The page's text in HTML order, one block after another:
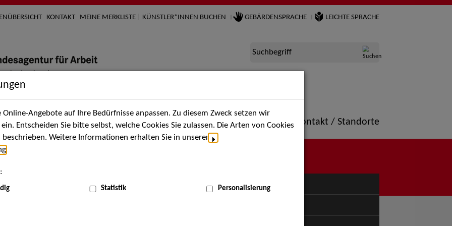
KONTAKT MEINE MERKLISTE | KÜNSTLER*INNEN BUCHEN GEBÄRDENSPRACHE LEICHTE SPRACHE
Suchbegriff
Künstler*innen Über uns Aktuelles Termine Portfolio Kontakt / Standorte
MENÜ
Angebote auf Ihre Bedürfnisse anpassen. Zu diesem Zweck setzen wir
Entscheiden Sie bitte selbst, welche Cookies Sie zulassen. Die Arten von Cookies
Weitere Informationen erhalten Sie in unserer
Statistik Personalisierung